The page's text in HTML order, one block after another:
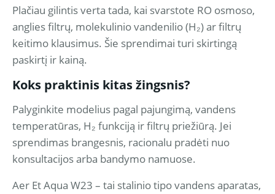
Plačiau gilintis verta tada, kai svarstote RO osmoso,
anglies filtrų, molekulinio vandenilio (H₂) ar filtrų
keitimo klausimus. Šie sprendimai turi skirtingą
paskirtį ir kainą.
Koks praktinis kitas žingsnis?
Palyginkite modelius pagal pajungimą, vandens
temperatūras, H₂ funkciją ir filtrų priežiūrą. Jei
sprendimas brangesnis, racionalu pradėti nuo
konsultacijos arba bandymo namuose.
Aer Et Aqua W23 – tai stalinio tipo vandens aparatas,